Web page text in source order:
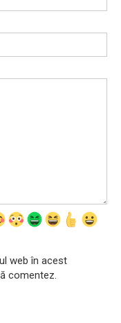
web în acest
comentez.